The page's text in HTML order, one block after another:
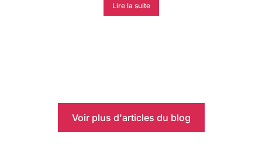
Lire la suite
Voir plus d'articles du blog